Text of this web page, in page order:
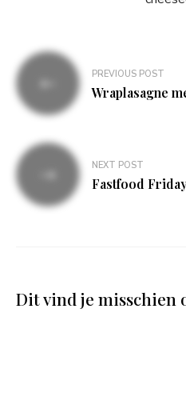
Bericht
navigatie
PREVIOUS POST
Wraplasagne
NEXT POST
Fastfood
Dit vind je misschien